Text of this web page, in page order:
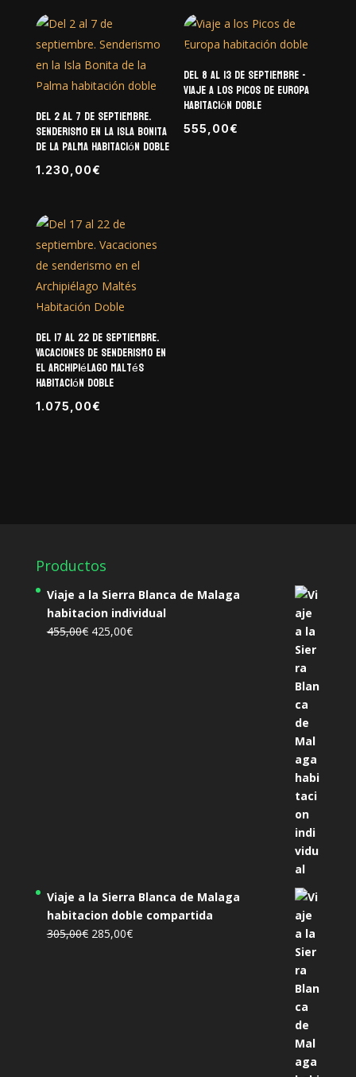
Del 2 al 7 de septiembre.
Senderismo en la Isla Bonita
de la Palma habitación doble
1.230,00€
Del 8 al 13 de septiembre -
Viaje a los Picos de Europa
habitación doble
555,00€
Del 17 al 22 de septiembre.
Vacaciones de senderismo en
el Archipiélago Maltés
Habitación Doble
1.075,00€
Productos
Viaje a la Sierra Blanca de Malaga
habitacion individual
455,00€ El
425,00€El
Viaje a la Sierra Blanca de Malaga
habitacion doble compartida
305,00€ El
285,00€El